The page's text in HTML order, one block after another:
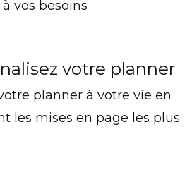
vos besoins
votre planner
planner à votre vie en
les mises en page les plus